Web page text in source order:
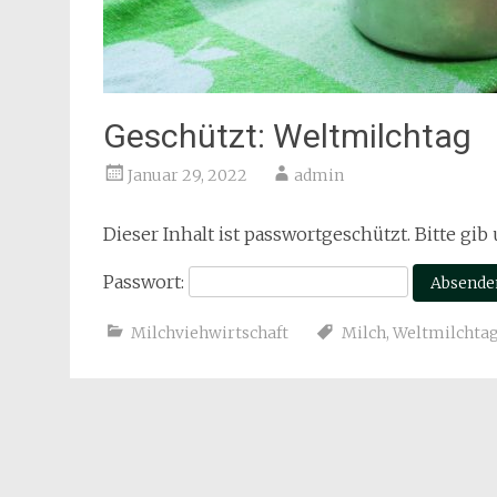
Geschützt: Weltmilchtag
Januar 29, 2022 admin
Dieser Inhalt ist passwortgeschützt. Bitte
Passwort:
Milchviehwirtschaft Milch,